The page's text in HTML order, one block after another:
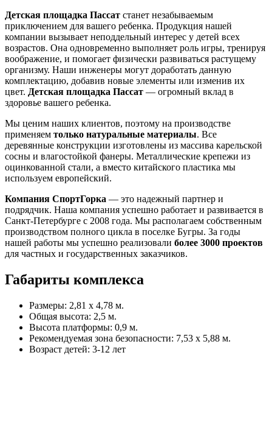
Детская площадка Пассат станет незабываемым
приключением для вашего ребенка. Продукция нашей
компании вызывает неподдельный интерес у детей всех
возрастов. Она одновременно выполняет роль игры, тренируя
воображение, и помогает физически развиваться растущему
организму. Наши инженеры могут доработать данную
комплектацию, добавив новые элементы или изменив их
цвет. Детская площадка Пассат — огромный вклад в
здоровье вашего ребенка.
Мы ценим наших клиентов, поэтому на производстве
применяем только натуральные материалы. Все
деревянные конструкции изготовлены из массива карельской
сосны и влагостойкой фанеры. Металлические крепежи из
оцинкованной стали, а вместо китайского пластика мы
используем европейский.
Компания СпортГорка — это надежный партнер и
подрядчик. Наша компания успешно работает и развивается в
Санкт-Петербурге с 2008 года. Мы располагаем собственным
производством полного цикла в поселке Бугры. За годы
нашей работы мы успешно реализовали более 3000 проектов
для частных и государственных заказчиков.
Габариты комплекса
Размеры: 2,81 x 4,78 м.
Общая высота: 2,5 м.
Высота платформы: 0,9 м.
Рекомендуемая зона безопасности: 7,53 x 5,88 м.
Возраст детей: 3-12 лет